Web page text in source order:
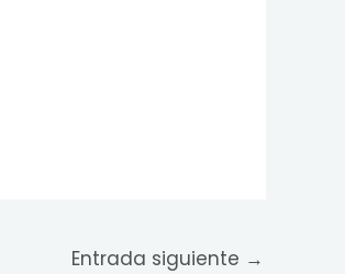
Entrada siguiente →